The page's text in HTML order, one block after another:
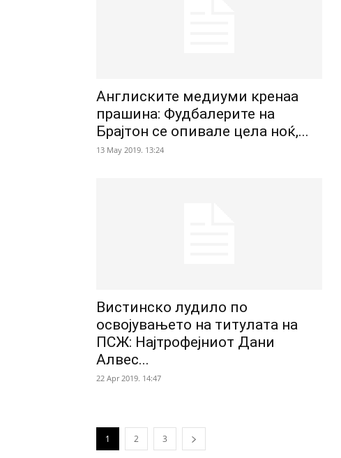
Англиските медиуми кренаа
прашина: Фудбалерите на
Брајтон се опивале цела ноќ,...
13 May 2019. 13:24
Вистинско лудило по
освојувањето на титулата на
ПСЖ: Најтрофејниот Дани
Алвес...
22 Apr 2019. 14:47
1 2 3